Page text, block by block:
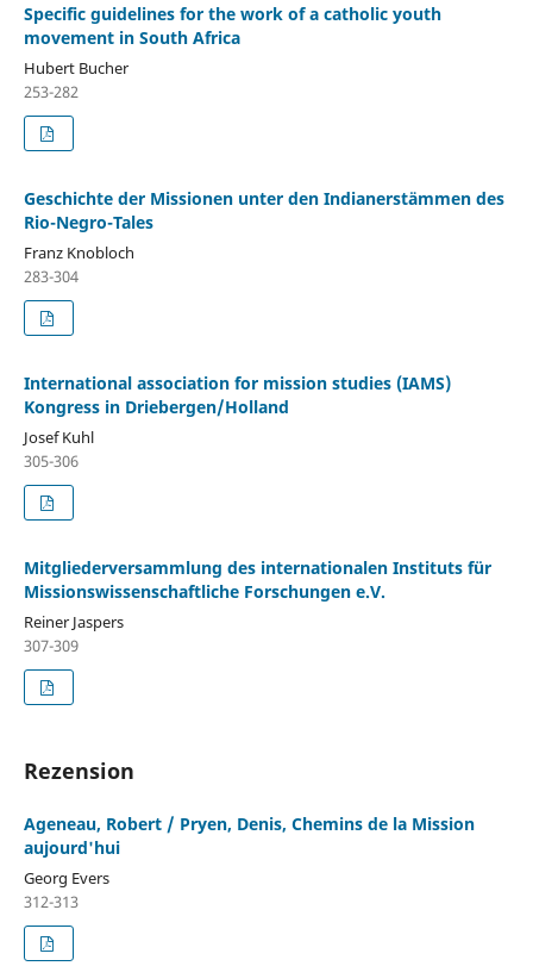
Specific guidelines for the work of a catholic youth
movement in South Africa
Hubert Bucher
253-282
Geschichte der Missionen unter den Indianerstämmen des
Rio-Negro-Tales
Franz Knobloch
283-304
International association for mission studies (IAMS)
Kongress in Driebergen/Holland
Josef Kuhl
305-306
Mitgliederversammlung des internationalen Instituts für
Missionswissenschaftliche Forschungen e.V.
Reiner Jaspers
307-309
Rezension
Ageneau, Robert / Pryen, Denis, Chemins de la Mission
aujourd'hui
Georg Evers
312-313